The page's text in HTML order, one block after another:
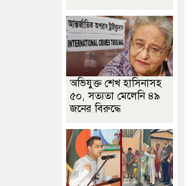
অভিযুক্ত শেখ হাসিনাসহ
৫০, সত্যতা মেলেনি ৪৯
জনের বিরুদ্ধে